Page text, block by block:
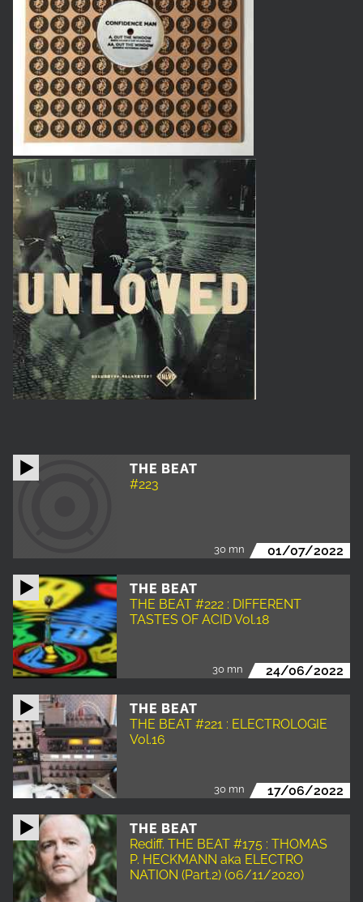
THE BEAT
#223
30 mn 01/07/2022
THE BEAT
THE BEAT #222 : DIFFERENT
TASTES OF ACID Vol.18
30 mn 24/06/2022
THE BEAT
THE BEAT #221 : ELECTROLOGIE
Vol.16
30 mn 17/06/2022
THE BEAT
Rediff. THE BEAT #175 : THOMAS
P. HECKMANN aka ELECTRO
NATION (Part.2) (06/11/2020)